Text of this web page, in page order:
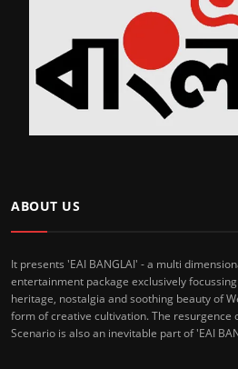
ABOUT US
It presents 'EAI BANGLAI' - a multi
entertainment package exclusively
heritage, nostalgia and soothing beauty of
form of creative cultivation. The resurgence
Scenario is also an inevitable part of 'EAI